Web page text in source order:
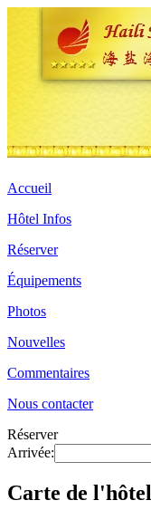
Accueil
Hôtel Infos
Réserver
Équipements
Photos
Nouvelles
Commentaires
Nous contacter
Réserver
Arrivée:
Carte de l'hôtel